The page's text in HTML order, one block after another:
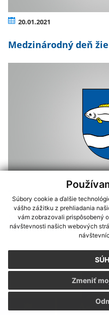
Súbory cookie a ďalšie
vášho zážitku z prehliadania
vám zobrazovali prispôsobený
návštevnosti našich webových
Zmeniť
20.01.2021
Medzinárodný deň
20.01.2021
Stretnutie mladých
Kamienka.